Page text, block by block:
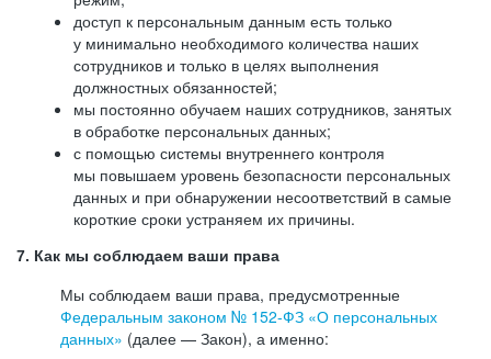
доступ к персональным данным есть только
у минимально необходимого количества наших
сотрудников и только в целях выполнения
должностных обязанностей;
мы постоянно обучаем наших сотрудников, занятых
в обработке персональных данных;
с помощью системы внутреннего контроля
мы повышаем уровень безопасности персональных
данных и при обнаружении несоответствий в самые
короткие сроки устраняем их причины.
7. Как мы соблюдаем ваши права
Мы соблюдаем ваши права, предусмотренные
Федеральным законом № 152-ФЗ «О персональных
данных» (далее — Закон), а именно: